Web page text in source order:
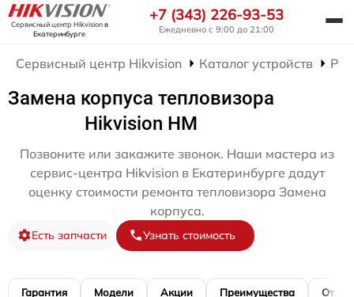
Сервисный центр Hikvisionв
Екатеринбурге
+7 (343) 226-93-53
Ежедневно с 9:00 до 21:00
Сервисный центр Hikvision Каталог устройств
Замена корпуса тепловизора
Hikvision HM
Позвоните или закажите звонок. Наши мастера из
сервис-центра Hikvision в Екатеринбурге дадут
оценку стоимости ремонта тепловизора Замена
корпуса.
Есть запчасти Узнать стоимость
Гарантия Модели Акции Преимущества